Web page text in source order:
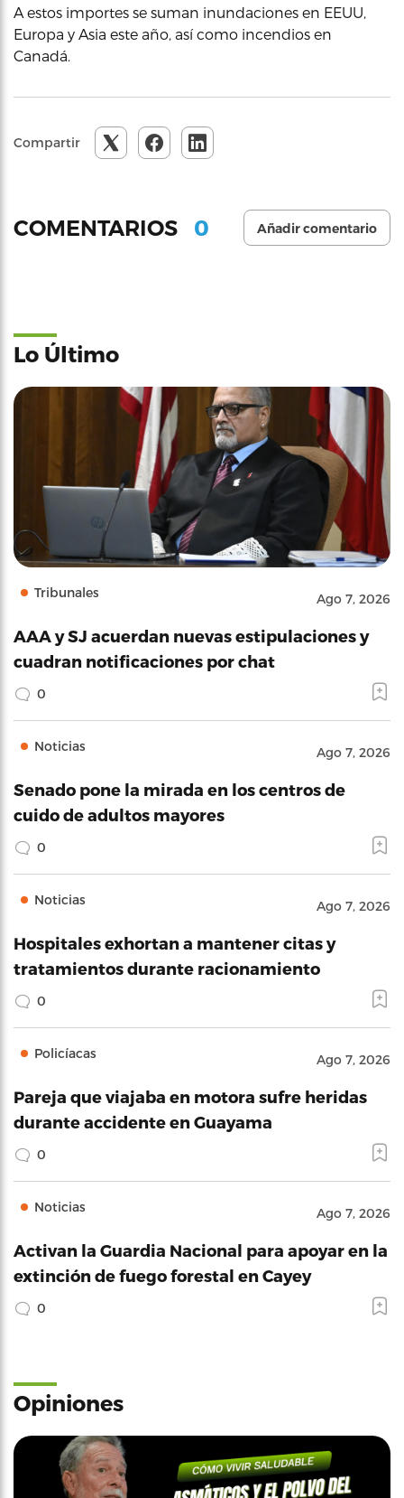
A estos importes se suman inundaciones en EEUU,
Europa y Asia este año, así como incendios en
Canadá.
Compartir
COMENTARIOS 0 Añadir comentario
Lo Último
Tribunales Ago 7, 2026
AAA y SJ acuerdan nuevas estipulaciones y
cuadran notificaciones por chat
0
Noticias Ago 7, 2026
Senado pone la mirada en los centros de
cuido de adultos mayores
0
Noticias Ago 7, 2026
Hospitales exhortan a mantener citas y
tratamientos durante racionamiento
0
Policíacas Ago 7, 2026
Pareja que viajaba en motora sufre heridas
durante accidente en Guayama
0
Noticias Ago 7, 2026
Activan la Guardia Nacional para apoyar en la
extinción de fuego forestal en Cayey
0
Opiniones